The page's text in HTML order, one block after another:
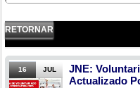
RETORNAR
16 JUL
JNE:
Actualizado